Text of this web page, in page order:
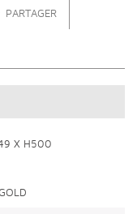
PARTAGER
X H500